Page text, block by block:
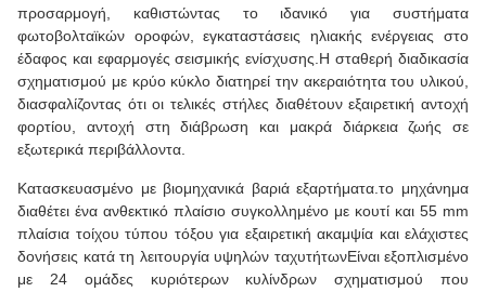
προσαρμογή, καθιστώντας το ιδανικό για συστήματα
φωτοβολταϊκών οροφών, εγκαταστάσεις ηλιακής ενέργειας στο
έδαφος και εφαρμογές σεισμικής ενίσχυσης.Η σταθερή διαδικασία
σχηματισμού με κρύο κύκλο διατηρεί την ακεραιότητα του υλικού,
διασφαλίζοντας ότι οι τελικές στήλες διαθέτουν εξαιρετική αντοχή
φορτίου, αντοχή στη διάβρωση και μακρά διάρκεια ζωής σε
εξωτερικά περιβάλλοντα.
Κατασκευασμένο με βιομηχανικά βαριά εξαρτήματα.το μηχάνημα
διαθέτει ένα ανθεκτικό πλαίσιο συγκολλημένο με κουτί και 55 mm
πλαίσια τοίχου τύπου τόξου για εξαιρετική ακαμψία και ελάχιστες
δονήσεις κατά τη λειτουργία υψηλών ταχυτήτωνΕίναι εξοπλισμένο
με 24 ομάδες κυριότερων κυλίνδρων σχηματισμού που